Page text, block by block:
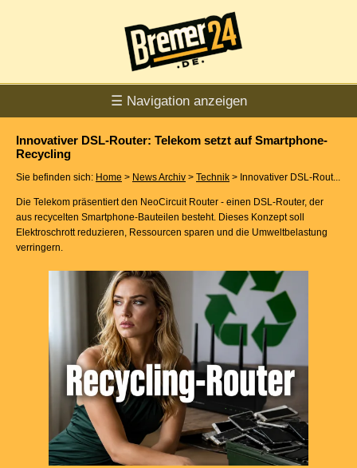
☰ Navigation anzeigen
Innovativer DSL-Router: Telekom setzt auf Smartphone-
Recycling
Sie befinden sich: Home > News Archiv > Technik > Innovativer DSL-Rout...
Die Telekom präsentiert den NeoCircuit Router - einen DSL-Router, der
aus recycelten Smartphone-Bauteilen besteht. Dieses Konzept soll
Elektroschrott reduzieren, Ressourcen sparen und die Umweltbelastung
verringern.